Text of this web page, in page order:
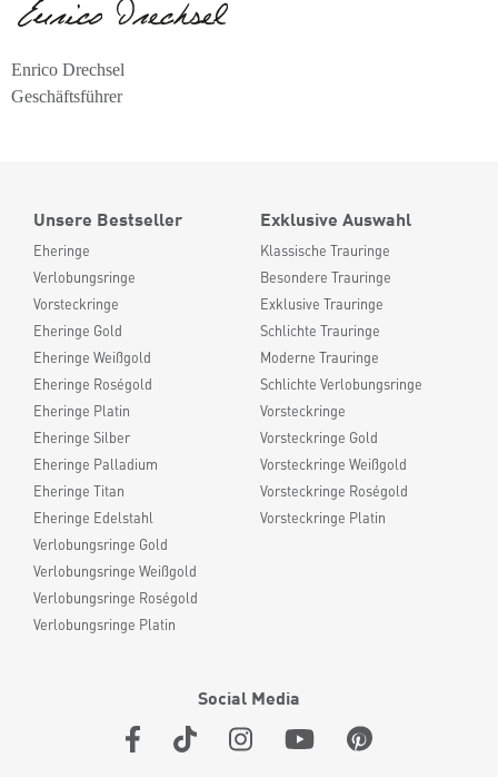
Enrico Drechsel
Geschäftsführer
Unsere Bestseller
Eheringe
Verlobungsringe
Vorsteckringe
Eheringe Gold
Eheringe Weißgold
Eheringe Roségold
Eheringe Platin
Eheringe Silber
Eheringe Palladium
Eheringe Titan
Eheringe Edelstahl
Verlobungsringe Gold
Verlobungsringe Weißgold
Verlobungsringe Roségold
Verlobungsringe Platin
Exklusive Auswahl
Klassische Trauringe
Besondere Trauringe
Exklusive Trauringe
Schlichte Trauringe
Moderne Trauringe
Schlichte Verlobungsringe
Vorsteckringe
Vorsteckringe Gold
Vorsteckringe Weißgold
Vorsteckringe Roségold
Vorsteckringe Platin
Social Media